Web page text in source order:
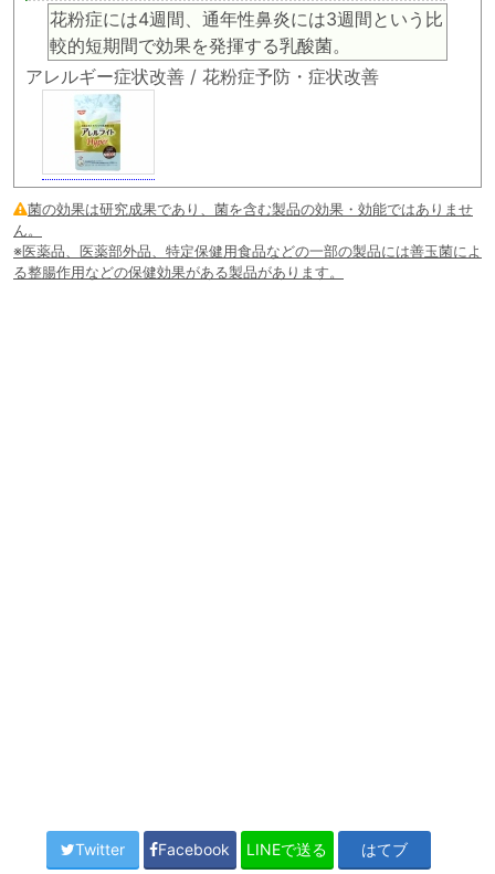
花粉症には4週間、通年性鼻炎には3週間という比
較的短期間で効果を発揮する乳酸菌。
アレルギー症状改善 / 花粉症予防・症状改善
菌の効果は研究成果であり、菌を含む製品の効果・効能ではありませ
ん。
※医薬品、医薬部外品、特定保健用食品などの一部の製品には善玉菌によ
る整腸作用などの保健効果がある製品があります。
Twitter Facebook LINEで送る はてブ